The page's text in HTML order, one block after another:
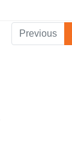
Previous